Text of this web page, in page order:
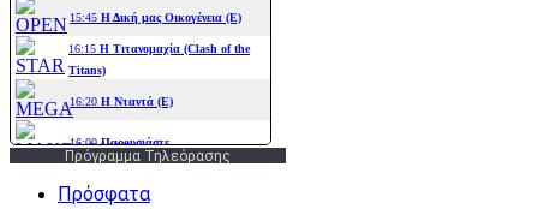
Πρόγραμμα Τηλεόρασης
Πρόσφατα